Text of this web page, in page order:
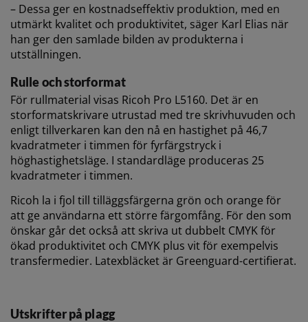
– Dessa ger en kostnadseffektiv produktion, med en
utmärkt kvalitet och produktivitet, säger Karl Elias när
han ger den samlade bilden av produkterna i
utställningen.
Rulle och storformat
För rullmaterial visas Ricoh Pro L5160. Det är en
storformatskrivare utrustad med tre skrivhuvuden och
enligt tillverkaren kan den nå en hastighet på 46,7
kvadratmeter i timmen för fyrfärgstryck i
höghastighetsläge. I standardläge produceras 25
kvadratmeter i timmen.
Ricoh la i fjol till tilläggsfärgerna grön och orange för
att ge användarna ett större färgomfång. För den som
önskar går det också att skriva ut dubbelt CMYK för
ökad produktivitet och CMYK plus vit för exempelvis
transfermedier. Latexbläcket är Greenguard-certifierat.
Utskrifter på plagg